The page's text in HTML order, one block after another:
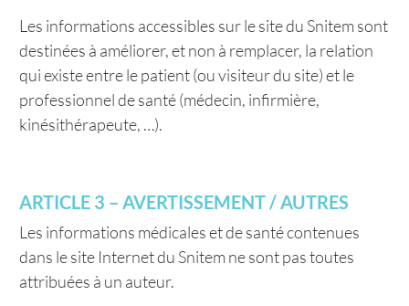
Les informations accessibles sur le site du Snitem sont
destinées à améliorer, et non à remplacer, la relation
qui existe entre le patient (ou visiteur du site) et le
professionnel de santé (médecin, infirmière,
kinésithérapeute, …).
ARTICLE 3 – AVERTISSEMENT / AUTRES
Les informations médicales et de santé contenues
dans le site Internet du Snitem ne sont pas toutes
attribuées à un auteur.